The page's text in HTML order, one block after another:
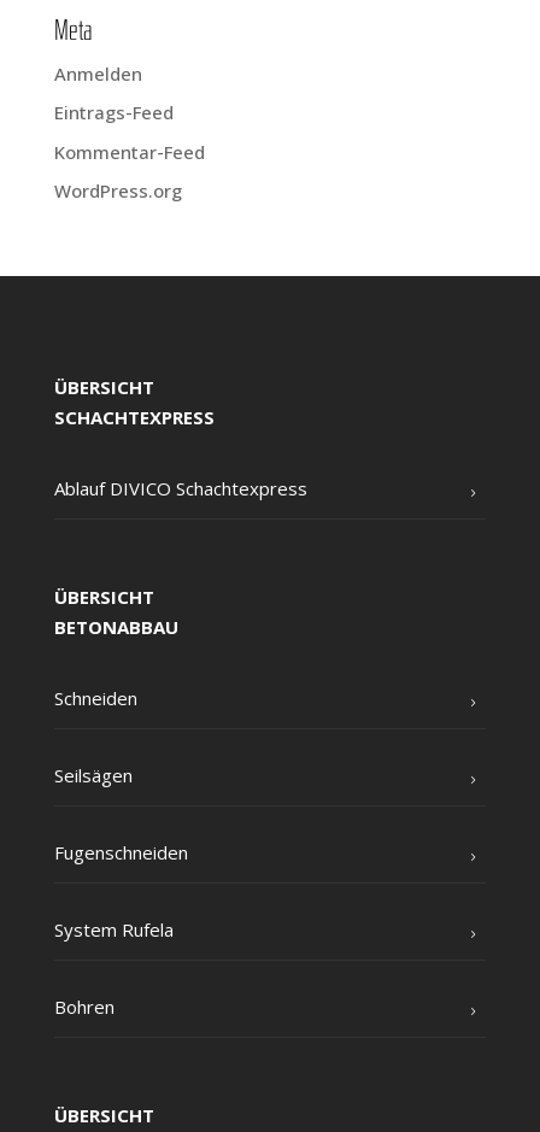
Meta
Anmelden
Eintrags-Feed
Kommentar-Feed
WordPress.org
ÜBERSICHT
SCHACHTEXPRESS
Ablauf DIVICO Schachtexpress
ÜBERSICHT
BETONABBAU
Schnei­den
Seil­sä­gen
Fugen­schnei­den
Sys­tem Rufela
Boh­ren
ÜBERSICHT